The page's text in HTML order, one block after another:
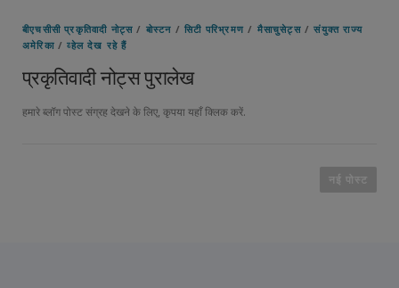
बीएचसीसी प्रकृतिवादी नोट्स / बोस्टन /सिटी परिभ्रमण / मैसाचुसेट्स/संयुक्त राज्य
अमेरिका/व्हेल देख रहे हैं
प्रकृतिवादी नोट्स पुरालेख
हमारे ब्लॉग पोस्ट संग्रह देखने के लिए, कृपया यहाँ क्लिक करें.
नई पोस्ट